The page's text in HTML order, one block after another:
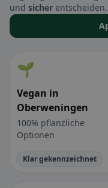
und sicher entscheiden.
🌱
Vegan in
Oberweningen
100% pflanzliche
Optionen
Klar gekennzeichnet